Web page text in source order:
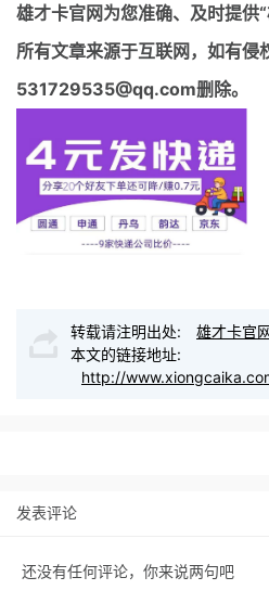
雄才卡官网为您准确、及时提供
所有文章来源于互联网，如有侵
531729535@qq.com删除。
转载请注明出处:
雄才卡官
本文的链接地址:
http://
发表评论
还没有任何评论，你来说两句吧